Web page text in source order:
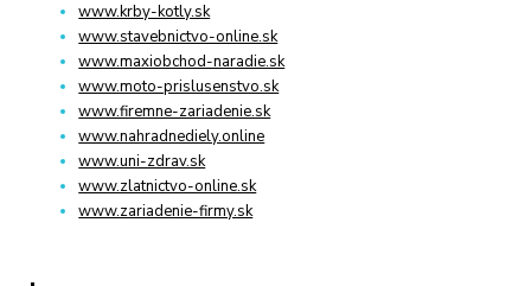
www.krby-kotly.sk
www.stavebnictvo-online.sk
www.maxiobchod-naradie.sk
www.moto-prislusenstvo.sk
www.firemne-zariadenie.sk
www.nahradnediely.online
www.uni-zdrav.sk
www.zlatnictvo-online.sk
www.zariadenie-firmy.sk